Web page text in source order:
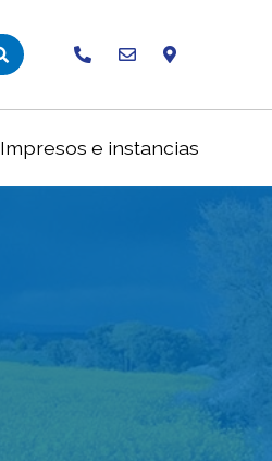
Impresos e instancias